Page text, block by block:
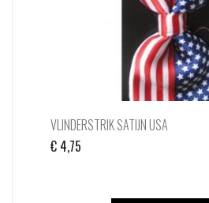
VLINDERSTRIK SATIJN USA
€ 4,75